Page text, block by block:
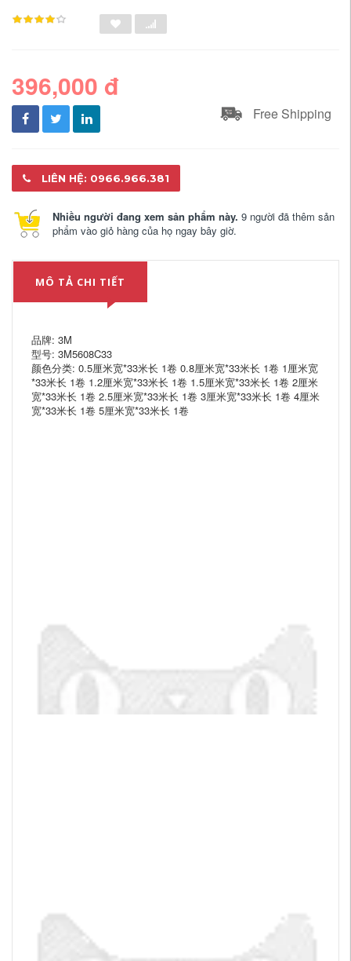
396,000 đ
Free Shipping
LIÊN HỆ: 0966.966.381
Nhiều người đang xem sản phẩm này. 9 người đã thêm sản
phẩm vào giỏ hàng của họ ngay bây giờ.
MÔ TẢ CHI TIẾT
品牌: 3M
型号: 3M5608C33
颜色分类: 0.5厘米宽*33米长 1卷 0.8厘米宽*33米长 1卷 1厘米宽
*33米长 1卷 1.2厘米宽*33米长 1卷 1.5厘米宽*33米长 1卷 2厘米
宽*33米长 1卷 2.5厘米宽*33米长 1卷 3厘米宽*33米长 1卷 4厘米
宽*33米长 1卷 5厘米宽*33米长 1卷